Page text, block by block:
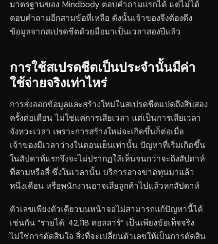
มาตรฐานของ Mindbody ตอบคำถามแรกได้ แต่ไม่ได้
ตอบคำถามอีกสามข้อที่เหลือ ดังนั้นเจ้าของจึงต้องดึง
ข้อมูลจากสเปรดชีตด้วยมือมาเป็นเวลาสองปีแล้ว
การใช้สเปรดชีตเป็นประจำนั้นมีค่า
ใช้จ่ายจริงเท่าไหร่
การส่งออกข้อมูลและสร้างใหม่ในสเปรดชีตแปดถึงสิบสอง
ครั้งต่อเดือน ไม่ใช่แค่การเสียเวลา แต่เป็นการเสียเวลา
จังหวะเวลา เพราะการสร้างใหม่จะเกิดขึ้นก็ต่อเมื่อ
เจ้าของมีเวลาว่างในตอนเย็นเท่านั้น ปัญหาที่เริ่มเกิดขึ้น
ในสัปดาห์แรกจึงจะไม่ปรากฏให้เห็นจนกว่าจะถึงสัปดาห์
ที่สามหรือสี่ ซึ่งในเวลานั้น บริการอาจขาดทุนมาแล้ว
หนึ่งเดือน หรือพนักงานอาจเสียลูกค้าไปแล้วหกสัปดาห์
ตัวเลขเพียงตัวเดียวบนหน้าจอไม่สามารถแก้ปัญหานี้ได้
เช่นกัน “รายได้: 42,118 ดอลลาร์” เป็นเพียงข้อเท็จจริง
ไม่ใช่การตัดสินใจ สิ่งที่จะเปลี่ยนตัวเลขให้เป็นการตัดสิน